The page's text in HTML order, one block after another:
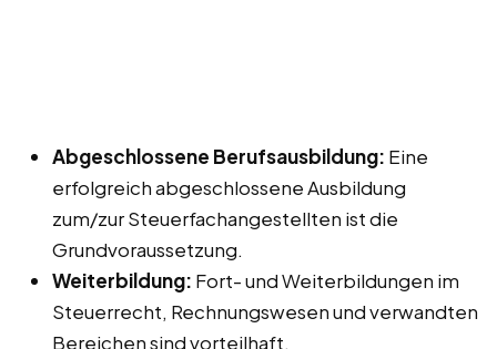
Abgeschlossene Berufsausbildung: Eine
erfolgreich abgeschlossene Ausbildung
zum/zur Steuerfachangestellten ist die
Grundvoraussetzung.
Weiterbildung: Fort- und Weiterbildungen im
Steuerrecht, Rechnungswesen und verwandten
Bereichen sind vorteilhaft.